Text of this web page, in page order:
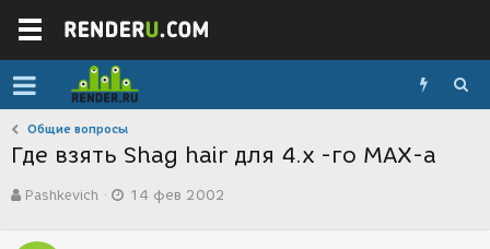
Общие вопросы
Где взять Shag hair для 4.x -го MAX-а
в
о
Pashkevich
а
14 фев 2002